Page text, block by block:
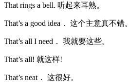
That rings a bell. 听起来耳熟。
That’s a good idea． 这个主意真不错。
That’s all I need． 我就要这些。
That’s all! 就这样!
That’s neat． 这很好。